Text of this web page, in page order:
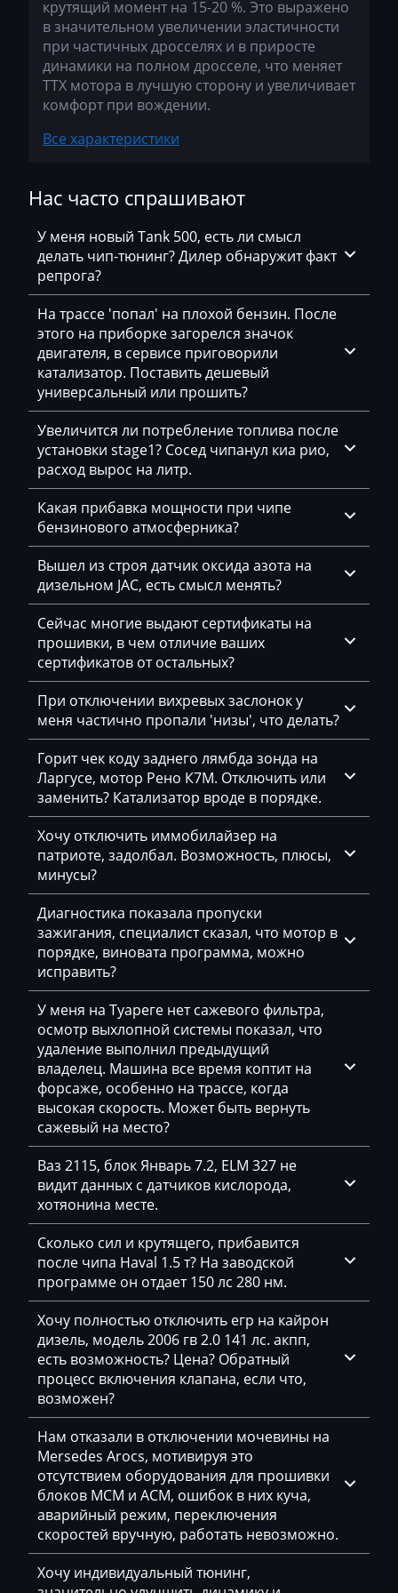
BMW
BobCat
Bomag
Brilliance
Buhler
Cadillac
Camc
Case
Caterpillar
CFMoto
Challenger
Changan
Changhe
Chery
Chevrolet
Chrysler
Citroen
Claas
CMI
Comacchio
Cupra
Dacia
Daewoo
DAF
Daihatsu
Dammann
Derways
Deutz
Dewulf
Dieci
Dodge
Dongfeng
Doosan
Dynapac
EcoLog
Eggersmann
Exeed
Extreme moto
Faresin
Farmtrac
FAW
Fendt
Fiat
Ford
Foton
Bosch EDC17U05
Bosch M3.8.x (M5.9.2)
Bosch MD1CP004
BOSCH MD1CS004
Bosch ME(D)7.5.x
Bosch ME17.5.6
Bosch MED(C)17.1-17.5.21
Bosch MED17.1.27
Bosch MED17.1.61(62)
Bosch MED17.5.2
Bosch MED17.5.25
Bosch MED17.5.26
Bosch MED9.1.x
Bosch MED9.5.x
BOSCH MG1CA811
Bosch MG1CS001
Delphi DCM3.7
Delphi DCM6.2
DSG Temic
Marelli IAW4xx
Marelli IAW7GV
Siemens PCR2.1
Siemens PPD1.1-1.5
Simos 10xx
Simos 11xx
Simos 12xx
Simos 18xx
Simos 2xx
Simos 3xx
Simos 4xx
Simos 7xx
Simos 9xx
CASM2M00_03L907425C_03L906023PA
CASM2M00_03L907425C_03L906023PA_6929
CASM2M00_03L907425C_03L906023PC
CASM2M00_03L907425C_03L906023PD_4868
CASM2M00_03L907425C_03L906023PE
CASM2N00_03L907425C_03L906023PC
CASM2N00_03L907425C_03L906023PC_8013
CASM2N00_03L907425C_03L906023PE
CASM2P00_03L907425C_03L906023SE
CASM2P00_03L907425C_03L906023SG_9977
CASM2P20_03L907425C_03L906023DB
CASM2P20_03L907425C_03L906023FL
CASM2P20_03L907425C_03L906023TB
CASM2P20_03L907425C_03L906023TF
CASM2P20_03L907425C_03L906023TF_9978
CASM2P20_03L907425C_03L906023TF_9979
CASM2P20_03L907425C_03L906023TH
CASM2P20_03L907425C_03L906023TH_9978
CASM2P20_03L907425C_03L906023TK_9977
CASM2P30_03L907425C_03L906023CT
CASM2P30_03L907425C_03L906023TB
CASM2P30_03L907425C_03L906023TF
CASM2P30_03L907425C_03L906023TK_9978
CASML2LG0_03L907425C_03L906023PA
крутящий момент на 15-20 %. Это выражено
в значительном увеличении эластичности
при частичных дросселях и в приросте
динамики на полном дросселе, что меняет
ТТХ мотора в лучшую сторону и увеличивает
комфорт при вождении.
Все характеристики
Нас часто спрашивают
У меня новый Tank 500, есть ли смысл
делать чип-тюнинг? Дилер обнаружит факт
репрога?
На трассе 'попал' на плохой бензин. После
этого на приборке загорелся значок
двигателя, в сервисе приговорили
катализатор. Поставить дешевый
универсальный или прошить?
Увеличится ли потребление топлива после
установки stage1? Сосед чипанул киа рио,
расход вырос на литр.
Какая прибавка мощности при чипе
бензинового атмосферника?
Вышел из строя датчик оксида азота на
дизельном JAC, есть смысл менять?
Сейчас многие выдают сертификаты на
прошивки, в чем отличие ваших
сертификатов от остальных?
При отключении вихревых заслонок у
меня частично пропали 'низы', что делать?
Горит чек коду заднего лямбда зонда на
Ларгусе, мотор Рено К7М. Отключить или
заменить? Катализатор вроде в порядке.
Хочу отключить иммобилайзер на
патриоте, задолбал. Возможность, плюсы,
минусы?
Диагностика показала пропуски
зажигания, специалист сказал, что мотор в
порядке, виновата программа, можно
исправить?
У меня на Туареге нет сажевого фильтра,
осмотр выхлопной системы показал, что
удаление выполнил предыдущий
владелец. Машина все время коптит на
форсаже, особенно на трассе, когда
высокая скорость. Может быть вернуть
сажевый на место?
Ваз 2115, блок Январь 7.2, ELM 327 не
видит данных с датчиков кислорода,
хотяонина месте.
Сколько сил и крутящего, прибавится
после чипа Haval 1.5 т? На заводской
программе он отдает 150 лс 280 нм.
Хочу полностью отключить егр на кайрон
дизель, модель 2006 гв 2.0 141 лс. акпп,
есть возможность? Цена? Обратный
процесс включения клапана, если что,
возможен?
Нам отказали в отключении мочевины на
Mersedes Arocs, мотивируя это
отсутствием оборудования для прошивки
блоков MCM и ACM, ошибок в них куча,
аварийный режим, переключения
скоростей вручную, работать невозможно.
Хочу индивидуальный тюнинг,